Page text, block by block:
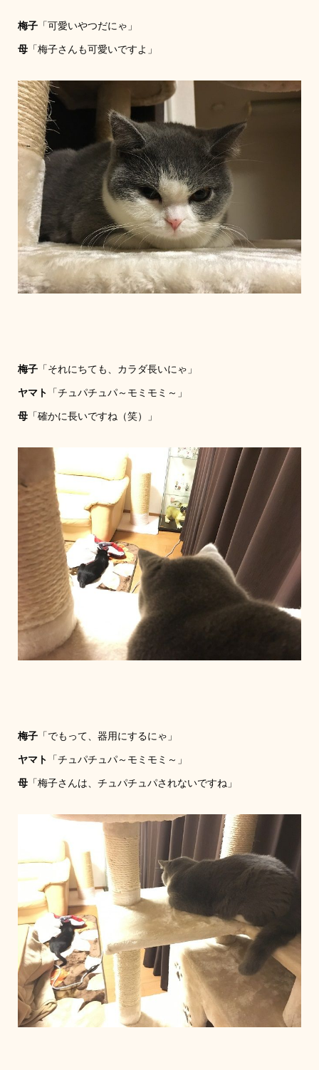
梅子「可愛いやつだにゃ」
母「梅子さんも可愛いですよ」
梅子「それにちても、カラダ長いにゃ」
ヤマト 「チュパチュパ～モミモミ～」
母「確かに長いですね（笑）」
梅子「でもって、器用にするにゃ」
ヤマト 「チュパチュパ～モミモミ～」
母「梅子さんは、チュパチュパされないですね」